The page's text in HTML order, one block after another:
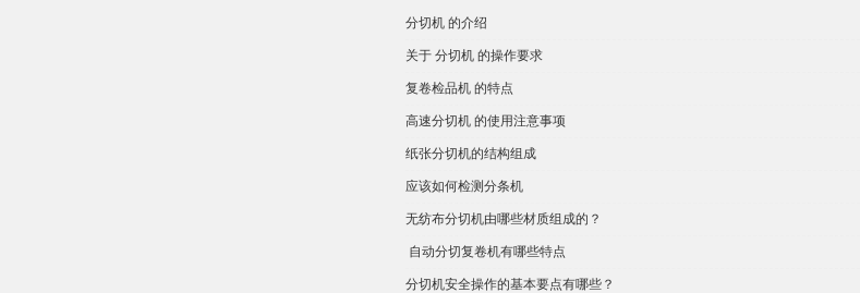
分切机 的介绍
关于 分切机 的操作要求
复卷检品机 的特点
高速分切机 的使用注意事项
纸张分切机的结构组成
应该如何检测分条机
无纺布分切机由哪些材质组成的？
​ ​自动分切复卷机有哪些特点
分切机安全操作的基本要点有哪些？